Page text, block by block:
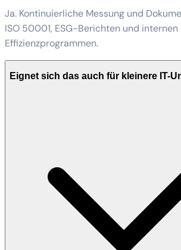
Ja. Kontinuierliche Messung und
ISO 50001, ESG-Berichten und internen
Effizienzprogrammen.
Eignet sich das auch für kleinere IT-